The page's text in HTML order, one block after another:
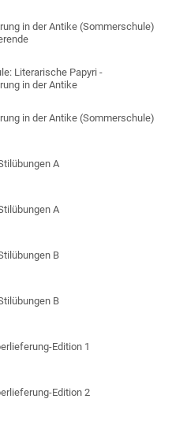
in der Antike (Sommerschule)
Literarische Papyri -
in der Antike
in der Antike (Sommerschule)
A
A
B
B
Edition 1
Edition 2